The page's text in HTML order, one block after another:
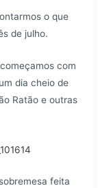
o que
de julho.
com
dia cheio de
Ratão e outras
feita